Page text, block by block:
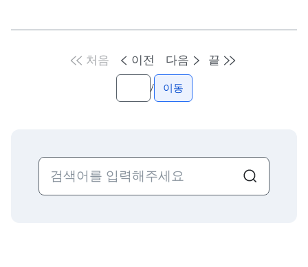
처음 이전 다음 끝
/ 이동
검색